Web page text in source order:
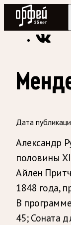
Радио Орфей
Радио
Дата
Александр
половины
Айлен
1848 года,
В
45; Соната